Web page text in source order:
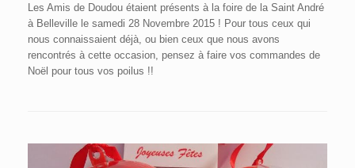
Les Amis de Doudou étaient présents à la foire de la Saint André
à Belleville le samedi 28 Novembre 2015 ! Pour tous ceux qui
nous connaissaient déjà, ou bien ceux que nous avons
rencontrés à cette occasion, pensez à faire vos commandes de
Noël pour tous vos poilus !!